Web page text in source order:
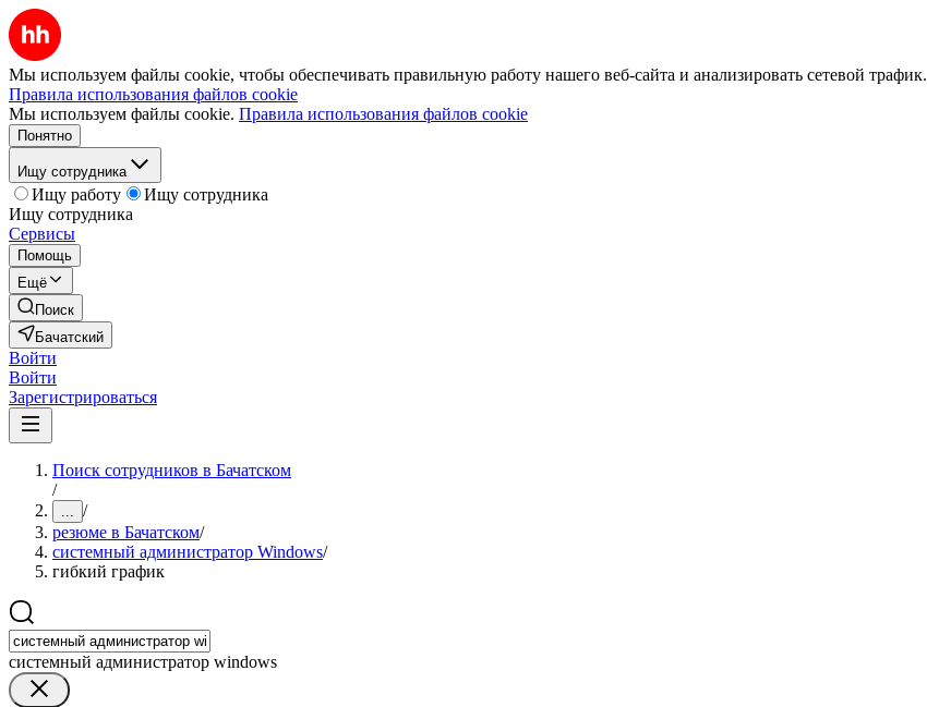
Мы используем файлы cookie, чтобы обеспечивать правильную работу нашего веб-сайта и анализировать сетевой трафик.
Правила использования файлов cookie
Мы используем файлы cookie. Правила использования файлов cookie
Понятно
Ищу сотрудника
Ищу работу
Ищу сотрудника
Ищу сотрудника
Сервисы
Помощь
Ещё
Поиск
Бачатский
Войти
Войти
Зарегистрироваться
Поиск сотрудников в Бачатском
/
... /
резюме в Бачатском/
системный администратор Windows/
гибкий график
системный администратор windows